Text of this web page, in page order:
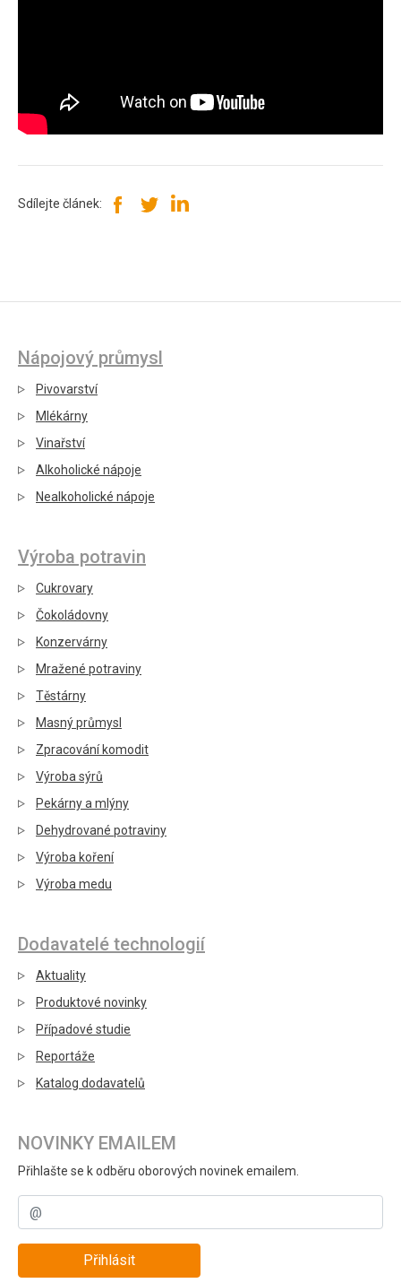
Sdílejte článek:
Nápojový průmysl
Pivovarství
Mlékárny
Vinařství
Alkoholické nápoje
Nealkoholické nápoje
Výroba potravin
Cukrovary
Čokoládovny
Konzervárny
Mražené potraviny
Těstárny
Masný průmysl
Zpracování komodit
Výroba sýrů
Pekárny a mlýny
Dehydrované potraviny
Výroba koření
Výroba medu
Dodavatelé technologií
Aktuality
Produktové novinky
Případové studie
Reportáže
Katalog dodavatelů
NOVINKY EMAILEM
Přihlašte se k odběru oborových novinek emailem.
Přihlásit